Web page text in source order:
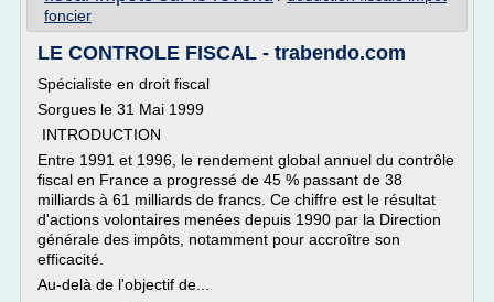
foncier
LE CONTROLE FISCAL - trabendo.com
Spécialiste en droit fiscal
Sorgues le 31 Mai 1999
INTRODUCTION
Entre 1991 et 1996, le rendement global annuel du contrôle
fiscal en France a progressé de 45 % passant de 38
milliards à 61 milliards de francs. Ce chiffre est le résultat
d'actions volontaires menées depuis 1990 par la Direction
générale des impôts, notamment pour accroître son
efficacité.
Au-delà de l'objectif de...